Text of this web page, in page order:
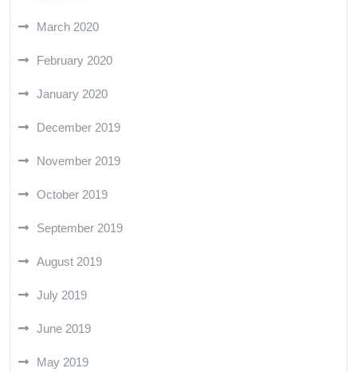
March 2020
February 2020
January 2020
December 2019
November 2019
October 2019
September 2019
August 2019
July 2019
June 2019
May 2019